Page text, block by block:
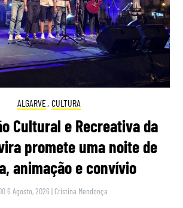
ALGARVE, CULTURA
Cultural e Recreativa da
promete uma noite de
animação e convívio
6 Agosto, 2026 | Cristina Mendonça